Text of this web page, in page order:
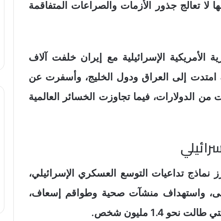
لا تعالج جذور الأزمات والصراعات المتفاقمة
الأمريكية الإسرائيلية مع إيران خلفت آلاف
امتدت إلى العراق ودول الخليج، وأسفرت عن
الدولارات، فيما تجاوزت الخسائر العالمية
نماذج تداعيات التوسع العسكري الإسرائيلي،
واستهداف منشآت صحية وطواقم إسعاف،
1.4 مليون شخص.